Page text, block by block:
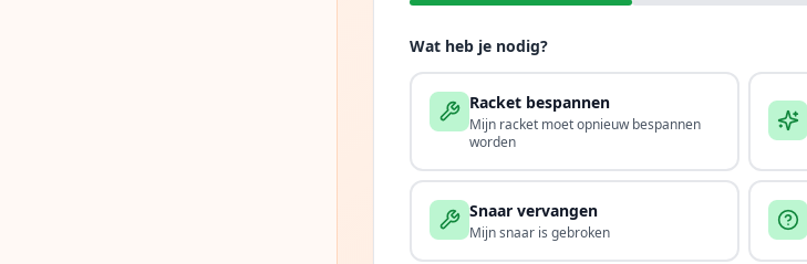
Wat heb je nodig?
Racket bespannen
Mijn racket moet opnieuw bespannen
worden
Snaar vervangen
Mijn snaar is gebroken